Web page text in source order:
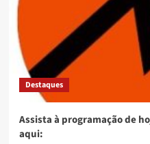
Destaques
Assista à programação de
aqui: